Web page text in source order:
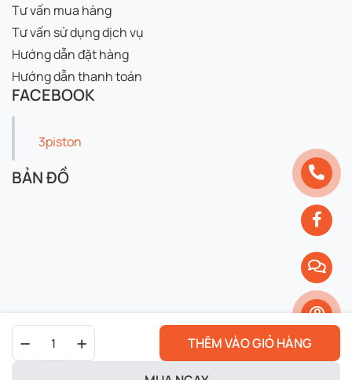
Moly
Molygen
THÊM VÀO GIỎ HÀNG
Tư vấn mua hàng
Tư vấn sử dụng dịch vụ
Hướng dẫn đặt hàng
Hướng dẫn thanh toán
FACEBOOK
3piston
BẢN ĐỒ